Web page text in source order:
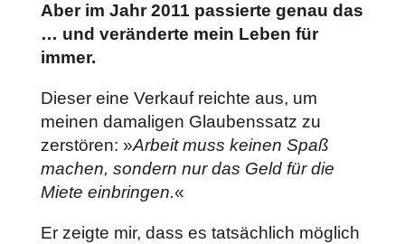
Aber im Jahr 2011 passierte genau das
… und veränderte mein Leben für
immer.
Dieser eine Verkauf reichte aus, um
meinen damaligen Glaubenssatz zu
zerstören: »Arbeit muss keinen Spaß
machen, sondern nur das Geld für die
Miete einbringen.«
Er zeigte mir, dass es tatsächlich möglich